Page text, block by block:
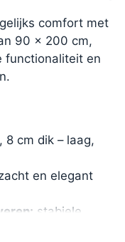
comfort met
90 × 200 cm,
functionaliteit en
8 cm dik – laag,
en elegant
stabiele